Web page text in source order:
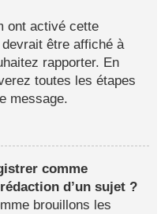
ont activé cette
être affiché à
rapporter. En
toutes les étapes
message.
comme
d’un sujet ?
brouillons les